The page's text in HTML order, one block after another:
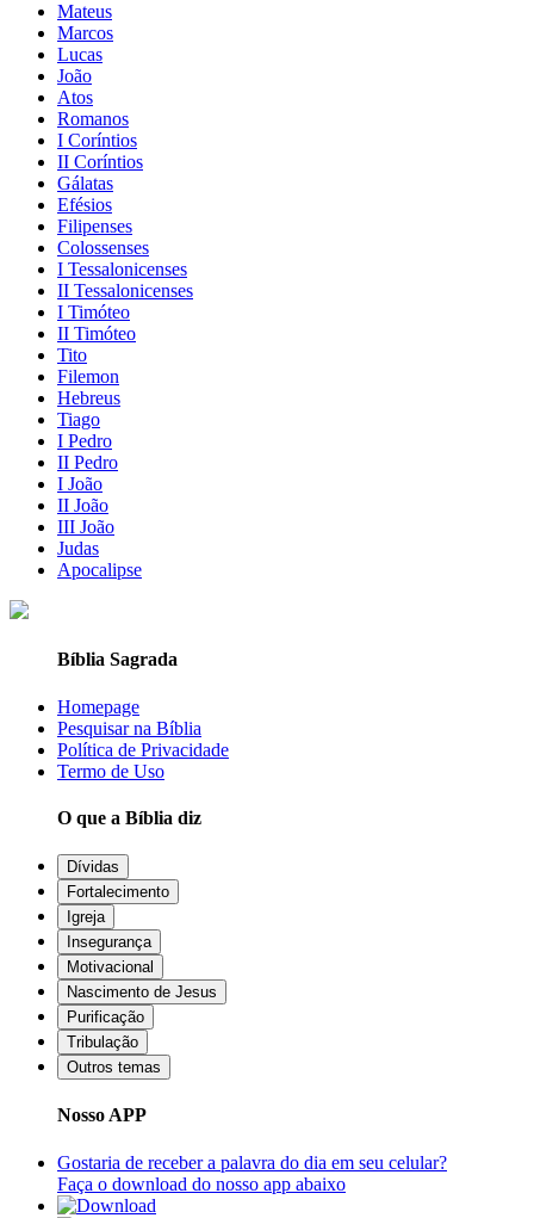
Mateus
Marcos
Lucas
João
Atos
Romanos
I Coríntios
II Coríntios
Gálatas
Efésios
Filipenses
Colossenses
I Tessalonicenses
II Tessalonicenses
I Timóteo
II Timóteo
Tito
Filemon
Hebreus
Tiago
I Pedro
II Pedro
I João
II João
III João
Judas
Apocalipse
Bíblia Sagrada
Homepage
Pesquisar na Bíblia
Política de Privacidade
Termo de Uso
O que a Bíblia diz
Dívidas
Fortalecimento
Igreja
Insegurança
Motivacional
Nascimento de Jesus
Purificação
Tribulação
Outros temas
Nosso APP
Gostaria de receber a palavra do dia em seu celular?
Faça o download do nosso app abaixo